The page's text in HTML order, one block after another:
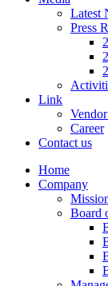
Latest
Press
Link
Career
Contact us
Home
Company
Board